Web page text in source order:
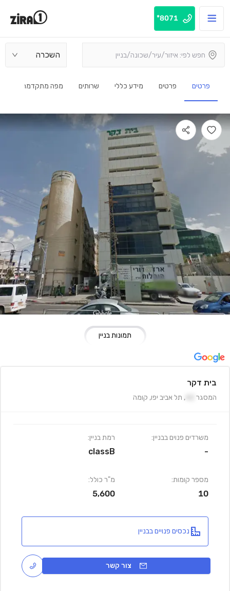
8071*
השכרה
פרטים פרטים מידע כללי שרותים מפה מתקדמת
תמונות בניין
בית דקר
המסגר , תל אביב יפו, קומה
משרדים פנוים בבניין:
-
מספר קומות:
10
רמת בניין:
classB
מ"ר כולל:
5,600
נכסים פנויים בבניין
צור קשר